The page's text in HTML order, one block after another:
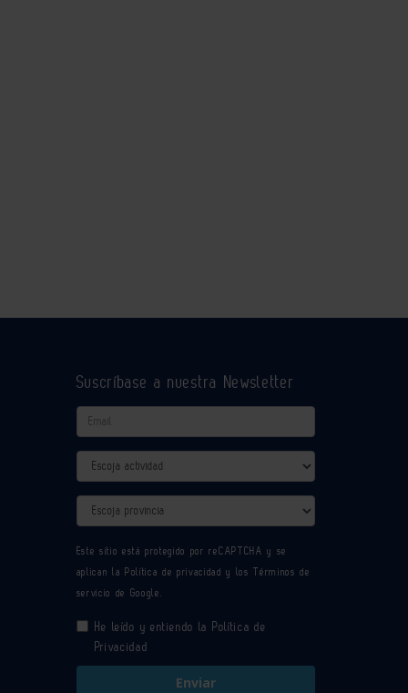
Suscríbase a nuestra Newsletter
Email
Actividad
Provincia
Este sitio está protegido por reCAPTCHA y se
aplican la Política de privacidad y losTérminos de
servicio de Google.
He leído y entiendo la Política de
Privacidad
Enviar